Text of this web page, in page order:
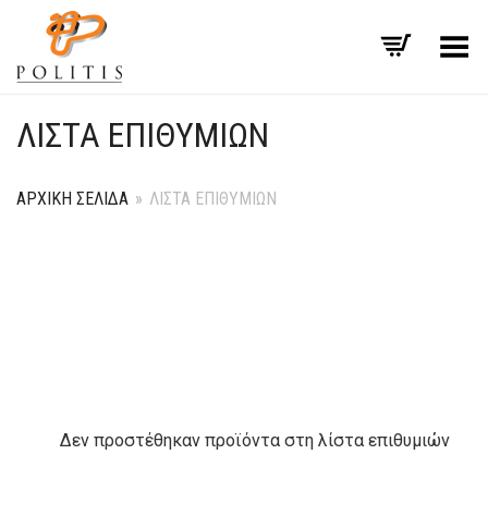
Εναλλαγή μενού
ΛΊΣΤΑ ΕΠΙΘΥΜΙΏΝ
ΑΡΧΙΚΉ ΣΕΛΊΔΑ » ΛΊΣΤΑ ΕΠΙΘΥΜΙΏΝ
Δεν προστέθηκαν προϊόντα στη λίστα επιθυμιών